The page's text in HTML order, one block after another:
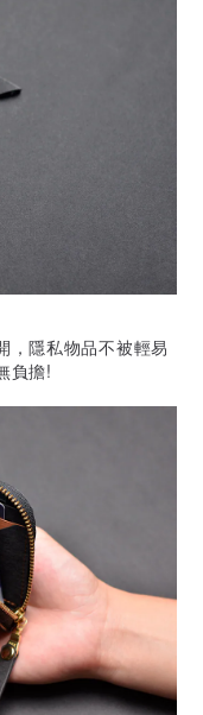
，隱私物品不被輕易
負擔!